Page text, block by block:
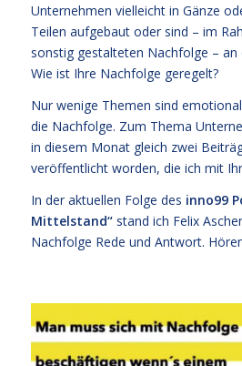
Unternehmen vielleicht in Gänze
Teilen aufgebaut oder sind – im
sonstig gestalteten Nachfolge – an
Wie ist Ihre Nachfolge geregelt?
Nur wenige Themen sind
die Nachfolge. Zum Thema
in diesem Monat gleich zwei
veröffentlicht worden, die ich mit
In der aktuellen Folge des inno99
Mittelstand“ stand ich Felix
Nachfolge Rede und Antwort.